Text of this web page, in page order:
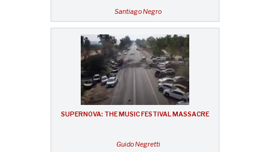
Santiago Negro
SUPERNOVA: THE MUSIC FESTIVAL MASSACRE
Guido Negretti